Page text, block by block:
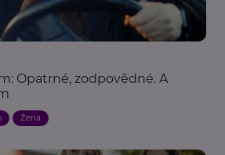
Opatrné, zodpovědné. A
Žena